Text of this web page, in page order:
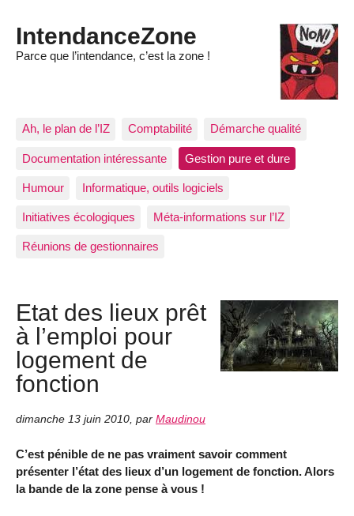
IntendanceZone
Parce que l’intendance, c’est la zone !
Ah, le plan de l’IZ Comptabilité Démarche qualité
Documentation intéressante Gestion pure et dure
Humour Informatique, outils logiciels
Initiatives écologiques Méta-informations sur l’IZ
Réunions de gestionnaires
Etat des lieux prêt
à l’emploi pour
logement de
fonction
dimanche 13 juin 2010 par Maudinou
C’est pénible de ne pas vraiment savoir comment
présenter l’état des lieux d’un logement de fonction. Alors
la bande de la zone pense à vous !